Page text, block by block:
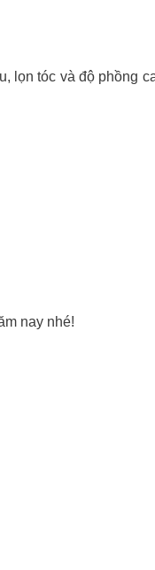
lọn tóc và độ phồng
nay nhé!